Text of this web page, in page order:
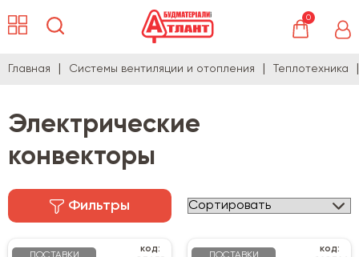
0
Главная Системы вентиляции и отопления Теплотехника
Электрические
конвекторы
Фильтры
код:
код: